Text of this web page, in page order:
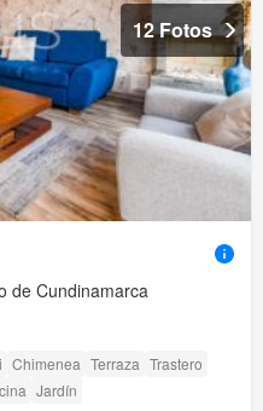
12 Fotos
de Cundinamarca
Chimenea Terraza Trastero
Jardín